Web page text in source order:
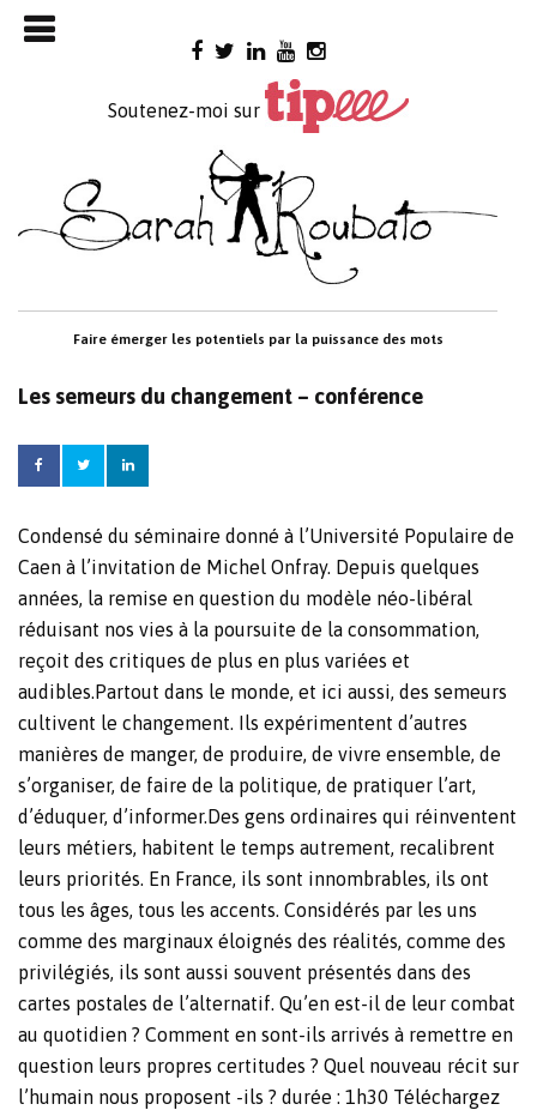
Skip
to
Soutenez-moi sur
Faire émerger les potentiels par la puissance des mots

Les semeurs du changement – conférence
Condensé du séminaire donné à l’Université Populaire de
Caen à l’invitation de Michel Onfray. Depuis quelques
années, la remise en question du modèle néo-libéral
réduisant nos vies à la poursuite de la consommation,
reçoit des critiques de plus en plus variées et
audibles.Partout dans le monde, et ici aussi, des semeurs
cultivent le changement. Ils expérimentent d’autres
manières de manger, de produire, de vivre ensemble, de
s’organiser, de faire de la politique, de pratiquer l’art,
d’éduquer, d’informer.Des gens ordinaires qui réinventent
leurs métiers, habitent le temps autrement, recalibrent
leurs priorités. En France, ils sont innombrables, ils ont
tous les âges, tous les accents. Considérés par les uns
comme des marginaux éloignés des réalités, comme des
privilégiés, ils sont aussi souvent présentés dans des
cartes postales de l’alternatif. Qu’en est-il de leur combat
au quotidien ? Comment en sont-ils arrivés à remettre en
question leurs propres certitudes ? Quel nouveau récit sur
l’humain nous proposent -ils ? durée : 1h30 Téléchargez